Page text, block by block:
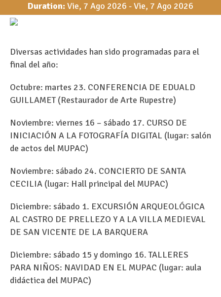
Duration:Vie, 7 Ago 2026 -Vie, 7 Ago 2026
Diversas actividades han sido programadas para el
final del año:
Octubre: martes 23. CONFERENCIA DE EDUALD
GUILLAMET (Restaurador de Arte Rupestre)
Noviembre: viernes 16 – sábado 17. CURSO DE
INICIACIÓN A LA FOTOGRAFÍA DIGITAL (lugar: salón
de actos del MUPAC)
Noviembre: sábado 24. CONCIERTO DE SANTA
CECILIA (lugar: Hall principal del MUPAC)
Diciembre: sábado 1. EXCURSIÓN ARQUEOLÓGICA
AL CASTRO DE PRELLEZO Y A LA VILLA MEDIEVAL
DE SAN VICENTE DE LA BARQUERA
Diciembre: sábado 15 y domingo 16. TALLERES
PARA NIÑOS: NAVIDAD EN EL MUPAC (lugar: aula
didáctica del MUPAC)